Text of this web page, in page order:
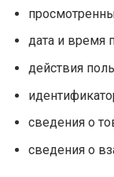
дата и время
действия
сведения о
сведения о